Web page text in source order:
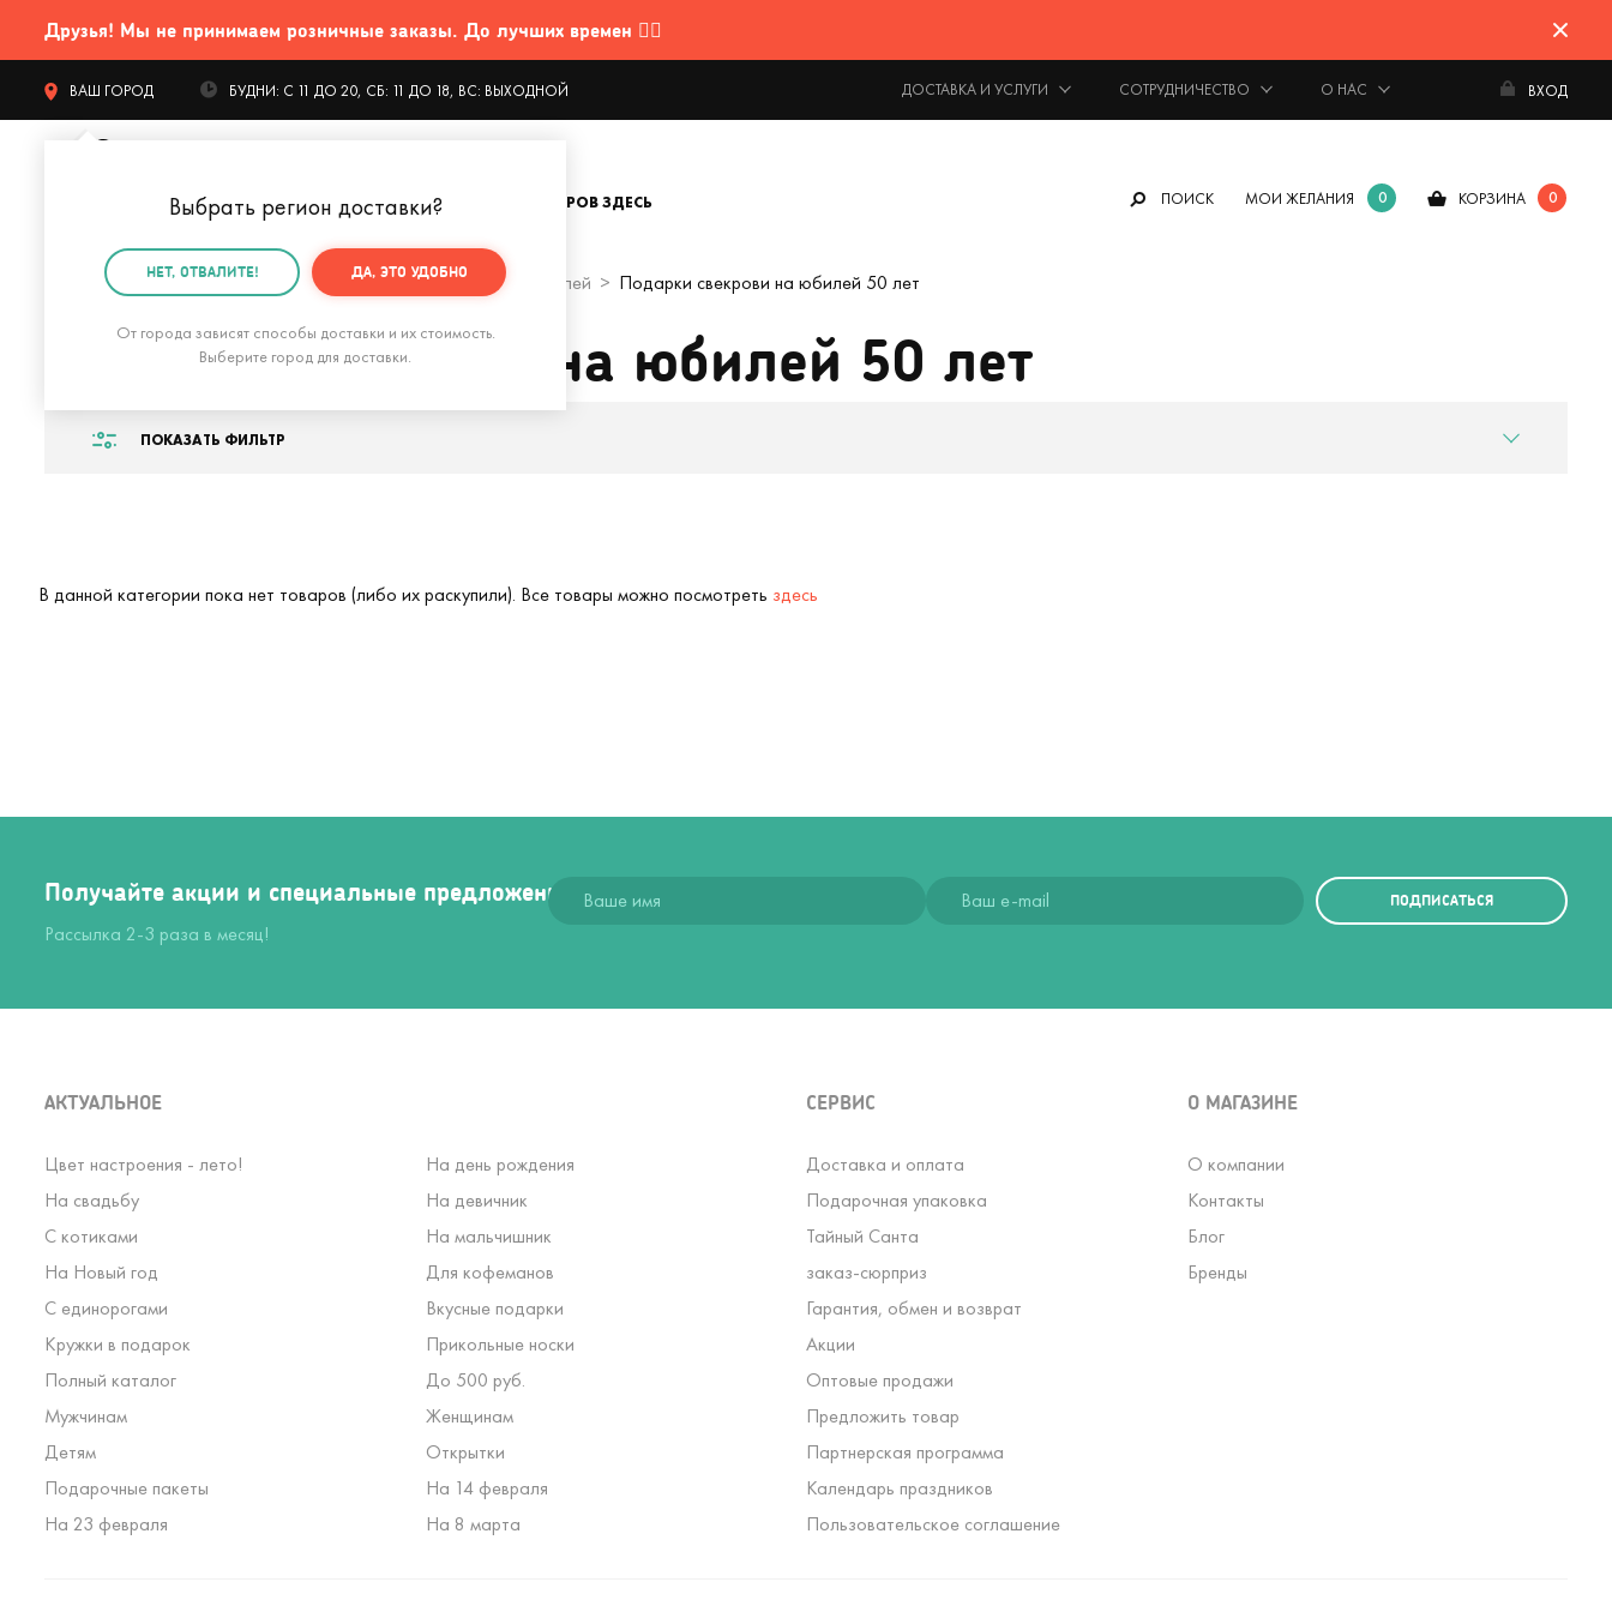
Друзья! Мы не принимаем розничные заказы. До лучших времен 🤷‍♂️
ВАШ ГОРОД
Выбрать регион доставки?
НЕТ, ОТВАЛИТЕ! ДА, ЭТО УДОБНО
От города зависят способы доставки и их стоимость.
Выберите город для доставки.
БУДНИ: С 11 ДО 20, СБ: 11 ДО 18, ВС: ВЫХОДНОЙ ДОСТАВКА И УСЛУГИ СОТРУДНИЧЕСТВО О НАС ВХОД
КАТАЛОГ ТОВАРОВ ЗДЕСЬ ПОИСК МОИ ЖЕЛАНИЯ 0 КОРЗИНА 0
Главная Подарок свекрови Подарки свекрови на юбилей Подарки свекрови на юбилей 50 лет
Подарки свекрови на юбилей 50 лет
ПОКАЗАТЬ ФИЛЬТР
В данной категории пока нет товаров (либо их раскупили). Все товары можно посмотреть здесь
Получайте акции и специальные предложения
Рассылка 2-3 раза в месяц!
ПОДПИСАТЬСЯ
АКТУАЛЬНОЕ
Цвет настроения - лето!
На день рождения
На свадьбу
На девичник
С котиками
На мальчишник
На Новый год
Для кофеманов
С единорогами
Вкусные подарки
Кружки в подарок
Прикольные носки
Полный каталог
До 500 руб.
Мужчинам
Женщинам
Детям
Открытки
Подарочные пакеты
На 14 февраля
На 23 февраля
На 8 марта
СЕРВИС
Доставка и оплата
Подарочная упаковка
Тайный Санта
заказ-сюрприз
Гарантия, обмен и возврат
Акции
Оптовые продажи
Предложить товар
Партнерская программа
Календарь праздников
Пользовательское соглашение
О МАГАЗИНЕ
О компании
Контакты
Блог
Бренды